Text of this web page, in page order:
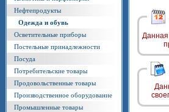
Нефтепродукты
Одежда и обувь
Осветительные приборы
Постельные принадлежности
Посуда
Потребительские товары
Продовольственные товары
Производственное оборудование
Промышленные товары
Данная